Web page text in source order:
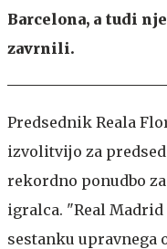
Barcelona, a tudi
zavrnili.
Predsednik Reala
izvolitvijo za
rekordno ponudbo
igralca. "Real Madrid
sestanku upravnega